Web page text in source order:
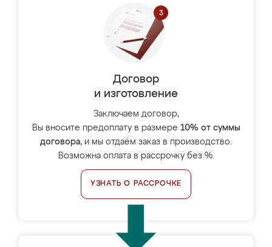
Договор
и изготовление
Заключаем договор,
Вы вносите предоплату в размере 10% от суммы
договора, и мы отдаём заказ в производство.
Возможна оплата в рассрочку без %.
УЗНАТЬ О РАССРОЧКЕ